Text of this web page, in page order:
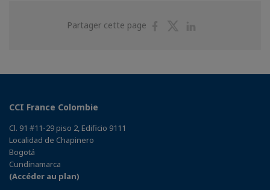
Partager cette page
PartagerPartager
CCI France Colombie
Cl. 91 #11-29 piso 2, Edificio 9111
Localidad de Chapinero
Bogotá
Cundinamarca
(Accéder au plan)